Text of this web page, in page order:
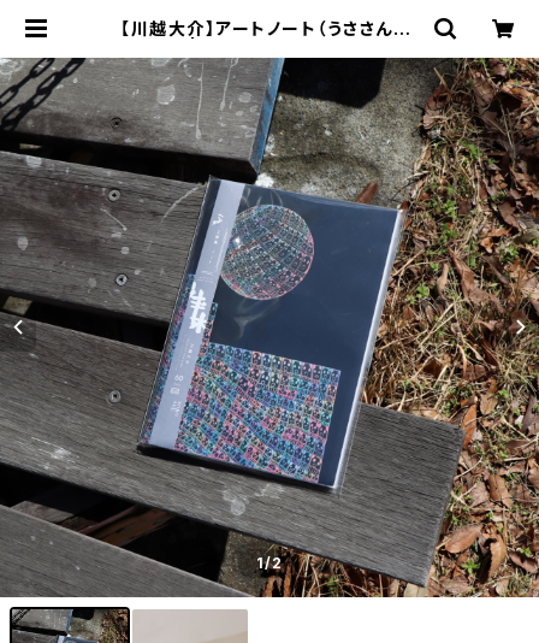
【川越大介】アートノート（うささんA）
1/2